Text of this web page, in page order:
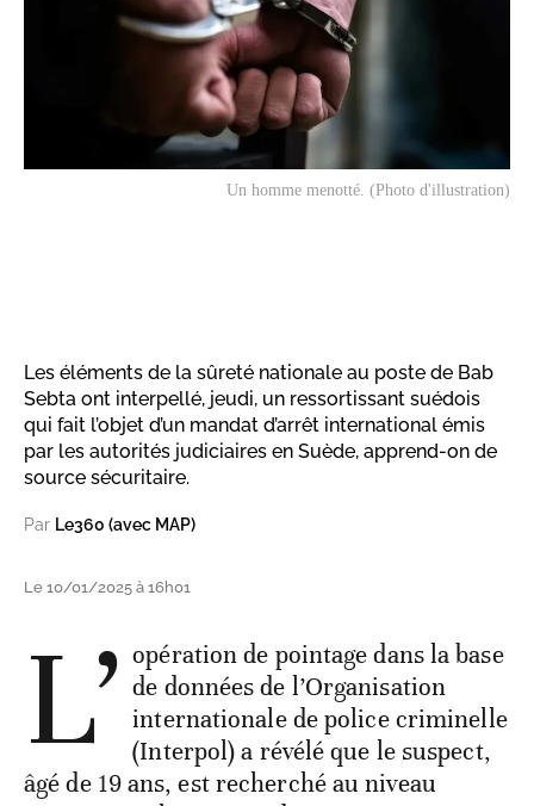
Un homme menotté. (Photo d'illustration)
Les éléments de la sûreté nationale au poste de Bab
Sebta ont interpellé, jeudi, un ressortissant suédois
qui fait l’objet d’un mandat d’arrêt international émis
par les autorités judiciaires en Suède, apprend-on de
source sécuritaire.
Par Le360 (avec MAP)
Le 10/01/2025 à 16h01
L’ opération de pointage dans la base
de données de l’Organisation
internationale de police criminelle
(Interpol) a révélé que le suspect,
âgé de 19 ans, est recherché au niveau